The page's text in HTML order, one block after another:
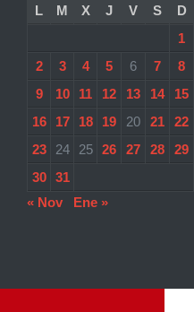
L
M X J V S
D
1
2
3 4 5 6 7
8
9
10 11 12 13 14
15
16
17 18 19 20 21
22
23
24 25 26 27 28
29
30
31
« Nov
Ene »